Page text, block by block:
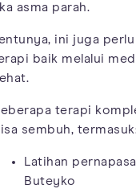
asma parah.
ini juga
baik melalui
terapi
sembuh,
Latihan
Buteyko